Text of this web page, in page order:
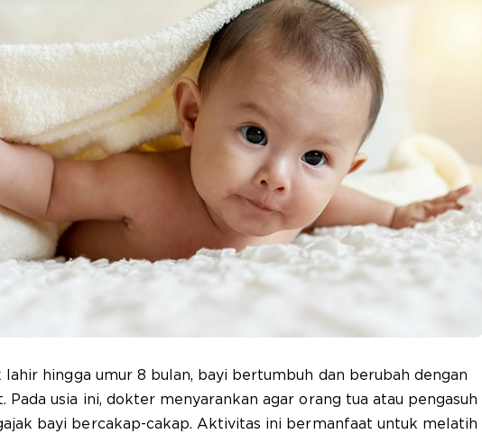
lahir hingga umur 8 bulan, bayi bertumbuh dan berubah dengan
Pada usia ini, dokter menyarankan agar orang tua atau pengasuh
bayi bercakap-cakap. Aktivitas ini bermanfaat untuk melatih